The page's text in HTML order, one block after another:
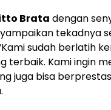
Brata dengan
tekadnya
sudah berlatih
terbaik. Kami ingin
juga bisa